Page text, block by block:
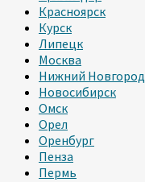
Красноярск
Курск
Липецк
Москва
Нижний Новгород
Новосибирск
Омск
Орел
Оренбург
Пенза
Пермь